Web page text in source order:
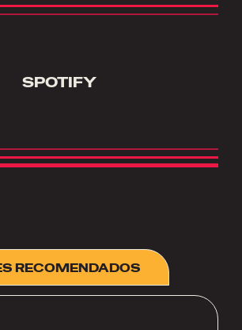
SPOTIFY
RECOMENDADOS